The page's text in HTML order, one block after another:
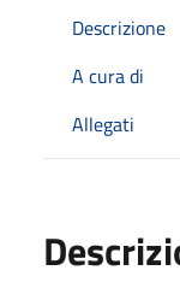
Descrizione
A cura di
Allegati